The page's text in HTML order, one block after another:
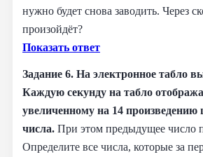
нужно будет снова заводить. Через
произойдёт?
Показать ответ
Задание 6. На электронное табло
Каждую секунду на табло
увеличенному на 14
числа. При этом предыдущее число
Определите все числа, которые за